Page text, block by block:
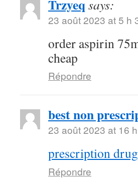
Trzyeq says:
23 août 2023 at 5 h
order aspirin
cheap
Répondre
best non
23 août 2023 at 16
prescription
Répondre